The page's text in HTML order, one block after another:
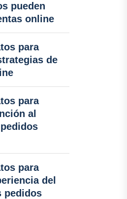
pueden
online
para
de
para
al
para
del
pedidos